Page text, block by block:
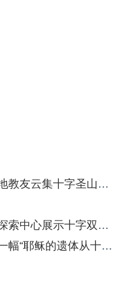
陕西：光荣十字架节各地教友云集十字圣山朝圣
陕西：西安大明宫考古探索中心展示十字双鱼瓶
罗马：耶稣堂重新安置一幅“耶稣的遗体从十字架上被卸下”画像